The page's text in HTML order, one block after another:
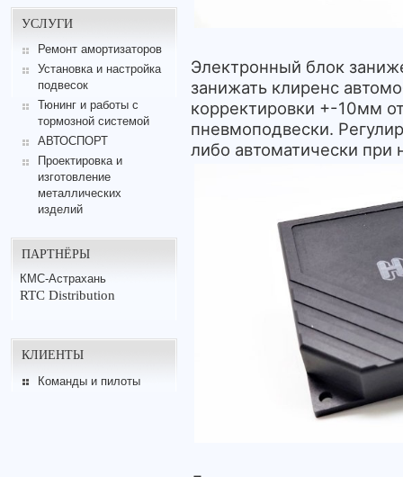
УСЛУГИ
Ремонт амортизаторов
Установка и настройка
подвесок
Тюнинг и работы с
тормозной системой
АВТОСПОРТ
Проектировка и
изготовление
металлических
изделий
ПАРТНЁРЫ
КМС-Астрахань
RTC Distribution
КЛИЕНТЫ
Команды и пилоты
Электронный блок
занижать клиренс
корректировки +-10мм
пневмоподвески.
либо автоматически